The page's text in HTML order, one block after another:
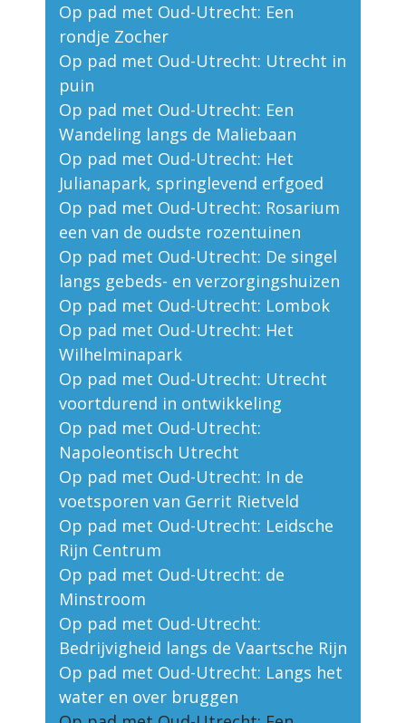
Op pad met Oud-Utrecht: Een
rondje Zocher
Op pad met Oud-Utrecht: Utrecht in
puin
Op pad met Oud-Utrecht: Een
Wandeling langs de Maliebaan
Op pad met Oud-Utrecht: Het
Julianapark, springlevend erfgoed
Op pad met Oud-Utrecht: Rosarium
een van de oudste rozentuinen
Op pad met Oud-Utrecht: De singel
langs gebeds- en verzorgingshuizen
Op pad met Oud-Utrecht: Lombok
Op pad met Oud-Utrecht: Het
Wilhelminapark
Op pad met Oud-Utrecht: Utrecht
voortdurend in ontwikkeling
Op pad met Oud-Utrecht:
Napoleontisch Utrecht
Op pad met Oud-Utrecht: In de
voetsporen van Gerrit Rietveld
Op pad met Oud-Utrecht: Leidsche
Rijn Centrum
Op pad met Oud-Utrecht: de
Minstroom
Op pad met Oud-Utrecht:
Bedrijvigheid langs de Vaartsche Rijn
Op pad met Oud-Utrecht: Langs het
water en over bruggen